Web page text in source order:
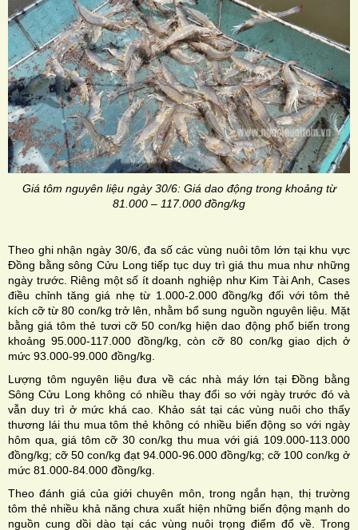
Giá tôm nguyên liệu ngày 30/6: Giá dao động trong khoảng từ
81.000 – 117.000 đồng/kg
Theo ghi nhận ngày 30/6, đa số các vùng nuôi tôm lớn tại khu vực
Đồng bằng sông Cửu Long tiếp tục duy trì giá thu mua như những
ngày trước. Riêng một số ít doanh nghiệp như Kim Tài Anh, Cases
điều chỉnh tăng giá nhẹ từ 1.000-2.000 đồng/kg đối với tôm thẻ
kích cỡ từ 80 con/kg trở lên, nhằm bổ sung nguồn nguyên liệu. Mặt
bằng giá tôm thẻ tươi cỡ 50 con/kg hiện dao động phổ biến trong
khoảng 95.000-117.000 đồng/kg, còn cỡ 80 con/kg giao dịch ở
mức 93.000-99.000 đồng/kg.
Lượng tôm nguyên liệu đưa về các nhà máy lớn tại Đồng bằng
Sông Cửu Long không có nhiều thay đổi so với ngày trước đó và
vẫn duy trì ở mức khá cao. Khảo sát tại các vùng nuôi cho thấy
thương lái thu mua tôm thẻ không có nhiều biến động so với ngày
hôm qua, giá tôm cỡ 30 con/kg thu mua với giá 109.000-113.000
đồng/kg; cỡ 50 con/kg đạt 94.000-96.000 đồng/kg; cỡ 100 con/kg ở
mức 81.000-84.000 đồng/kg.
Theo đánh giá của giới chuyên môn, trong ngắn hạn, thị trường
tôm thẻ nhiều khả năng chưa xuất hiện những biến động mạnh do
nguồn cung dồi dào tại các vùng nuôi trọng điểm đổ về. Trong